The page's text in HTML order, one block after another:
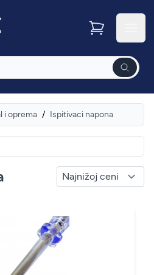
i oprema / Ispitivaci napona